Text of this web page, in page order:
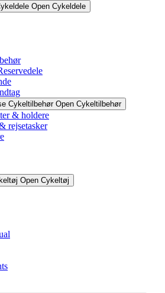
Open Cykeldele
Cykeltilbehør Open Cykeltilbehør
& holdere
rejsetasker
Open Cykeltøj